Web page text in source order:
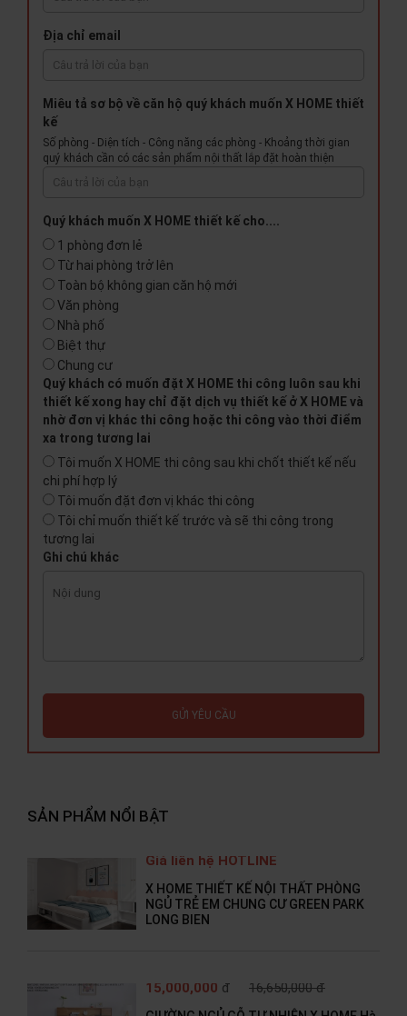
Địa chỉ email
Miêu tả sơ bộ về căn hộ quý khách muốn X HOME thiết
kế
Số phòng - Diện tích - Công năng các phòng - Khoảng thời gian
quý khách cần có các sản phẩm nội thất lắp đặt hoàn thiện
Quý khách muốn X HOME thiết kế cho....
1 phòng đơn lẻ
Từ hai phòng trở lên
Toàn bộ không gian căn hộ mới
Văn phòng
Nhà phố
Biệt thự
Chung cư
Quý khách có muốn đặt X HOME thi công luôn sau khi
thiết kế xong hay chỉ đặt dịch vụ thiết kế ở X HOME và
nhờ đơn vị khác thi công hoặc thi công vào thời điểm
xa trong tương lai
Tôi muốn X HOME thi công sau khi chốt thiết kế nếu
chi phí hợp lý
Tôi muốn đặt đơn vị khác thi công
Tôi chỉ muốn thiết kế trước và sẽ thi công trong
tương lai
Ghi chú khác
GỬI YÊU CẦU
SẢN PHẨM NỔI BẬT
Giá liên hệ HOTLINE
X HOME THIẾT KẾ NỘI THẤT PHÒNG
NGỦ TRẺ EM CHUNG CƯ GREEN PARK
LONG BIEN
15,000,000 đ 16,650,000 đ